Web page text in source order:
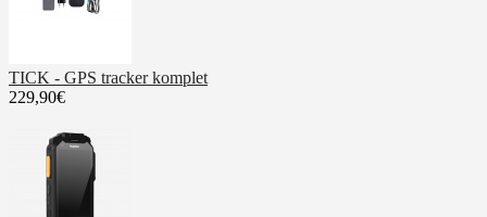
TICK - GPS tracker komplet
229,90€